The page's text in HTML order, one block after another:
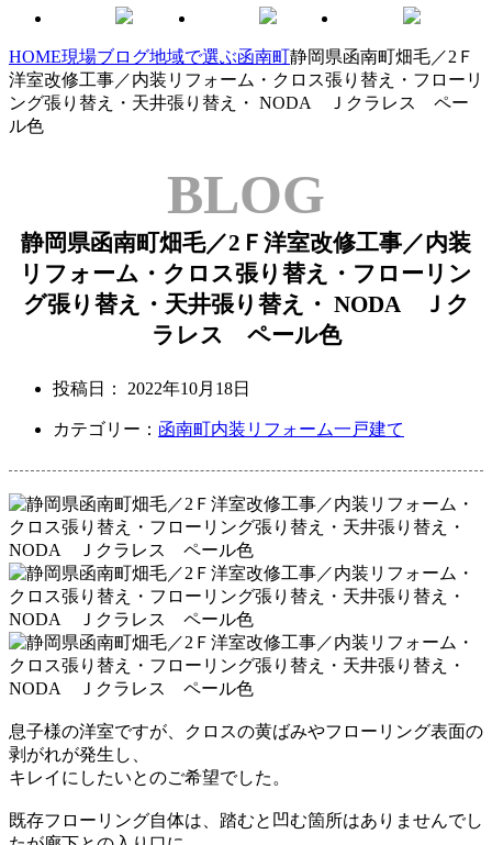
HOME現場ブログ地域で選ぶ函南町静岡県函南町畑毛／2Ｆ
洋室改修工事／内装リフォーム・クロス張り替え・フローリ
ング張り替え・天井張り替え・ NODA Ｊクラレス ペー
ル色
BLOG
静岡県函南町畑毛／2Ｆ洋室改修工事／内装
リフォーム・クロス張り替え・フローリン
グ張り替え・天井張り替え・ NODA Ｊク
ラレス ペール色
投稿日： 2022年10月18日
カテゴリー： 函南町内装リフォーム一戸建て
息子様の洋室ですが、クロスの黄ばみやフローリング表面の
剥がれが発生し、
キレイにしたいとのご希望でした。
既存フローリング自体は、踏むと凹む箇所はありませんでし